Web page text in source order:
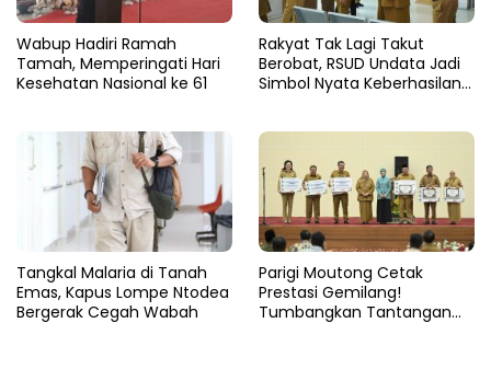
Wabup Hadiri Ramah
Tamah, Memperingati Hari
Kesehatan Nasional ke 61
Rakyat Tak Lagi Takut
Berobat, RSUD Undata Jadi
Simbol Nyata Keberhasilan
Tangkal Malaria di Tanah
Emas, Kapus Lompe Ntodea
Bergerak Cegah Wabah
Parigi Moutong Cetak
Prestasi Gemilang!
Tumbangkan Tantangan